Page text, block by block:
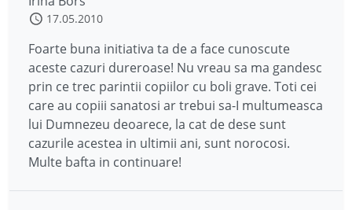
17.05.2010
Foarte buna initiativa ta de a face cunoscute
aceste cazuri dureroase! Nu vreau sa ma gandesc
prin ce trec parintii copiilor cu boli grave. Toti cei
care au copiii sanatosi ar trebui sa-I multumeasca
lui Dumnezeu deoarece, la cat de dese sunt
cazurile acestea in ultimii ani, sunt norocosi.
Multe bafta in continuare!